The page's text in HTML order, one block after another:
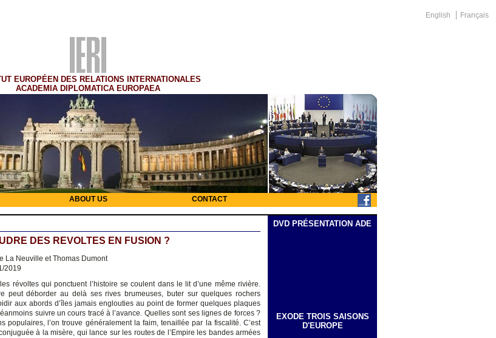
English Français
EUROPÉEN DES RELATIONS INTERNATIONALES
ACADEMIA DIPLOMATICA EUROPAEA
ABOUT US CONTACT
DES REVOLTES EN FUSION ?
La Neuville et Thomas Dumont
2019
révoltes qui ponctuent l’histoire se coulent dans le lit d’une même rivière.
peut déborder au delà ses rives brumeuses, buter sur quelques rochers
aux abords d’îles jamais englouties au point de former quelques plaques
suivre un cours tracé à l’avance. Quelles sont ses lignes de forces ?
populaires, l’on trouve généralement la faim, tenaillée par la fiscalité. C’est
à la misère, qui lance sur les routes de l’Empire les bandes armées
DVD PRÉSENTATION ADE
EXODE TROIS SAISONS
D'EUROPE